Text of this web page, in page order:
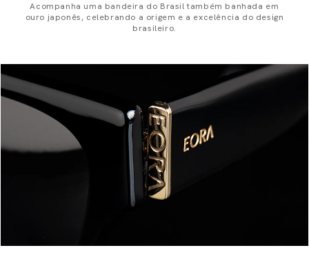
Acompanha uma bandeira do Brasil também banhada em
ouro japonês, celebrando a origem e a excelência do design
brasileiro.